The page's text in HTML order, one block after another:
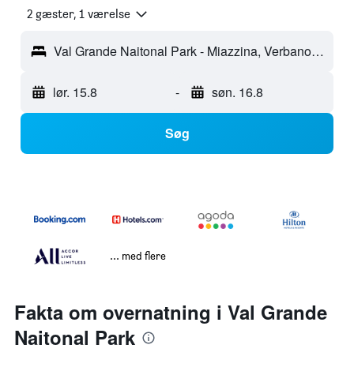
2 gæster, 1 værelse
Val Grande Naitonal Park - Miazzina, Verbano-Cusio-Ossola, Italien
lør. 15.8 - søn. 16.8
Søg
... med flere
Fakta om overnatning i Val Grande
Naitonal Park